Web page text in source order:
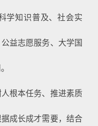
学知识普及、社会实
益志愿服务、大学国
根本任务、推进素质
成长成才需要，结合